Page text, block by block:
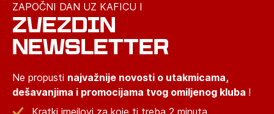
ZAPOČNI DAN UZ KAFICU I
ZVEZDIN
NEWSLETTER
Ne propusti najvažnije novosti o utakmicama,
dešavanjima i promocijama tvog omiljenog kluba !
Kratki imejlovi za koje ti treba 2 minuta